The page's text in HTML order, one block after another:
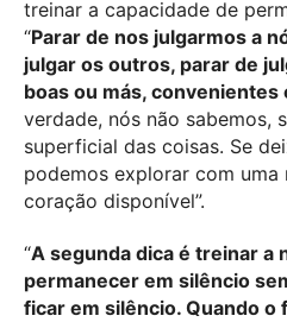
treinar a capacidade de
“Parar de nos julgarmos a
julgar os outros, parar de
boas ou más,
verdade, nós não sabemos,
superficial das coisas. Se
podemos explorar com uma
coração disponível”.
“A segunda dica é treinar a
permanecer em silêncio
ficar em silêncio. Quando o